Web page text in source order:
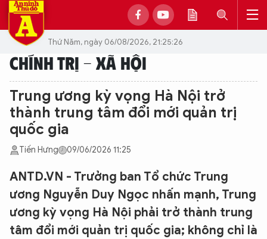
Thứ Năm, ngày 06/08/2026, 21:25:26
CHÍNH TRỊ - XÃ HỘI
Trung ương kỳ vọng Hà Nội trở
thành trung tâm đổi mới quản trị
quốc gia
Tiến Hưng 09/06/2026 11:25
ANTD.VN - Trưởng ban Tổ chức Trung
ương Nguyễn Duy Ngọc nhấn mạnh, Trung
ương kỳ vọng Hà Nội phải trở thành trung
tâm đổi mới quản trị quốc gia; không chỉ là